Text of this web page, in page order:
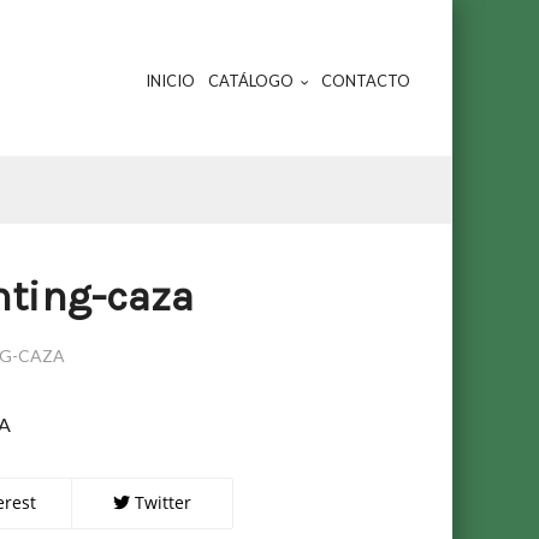
INICIO CATÁLOGO CONTACTO
caza
CAZA
Twitter